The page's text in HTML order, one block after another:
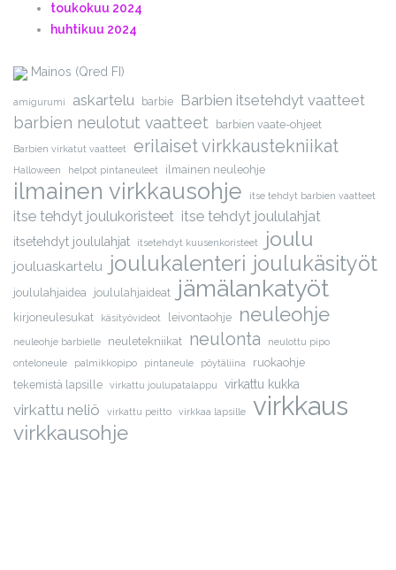
toukokuu 2024
huhtikuu 2024
Mainos (Qred FI)
amigurumi askartelu barbie Barbien itsetehdyt vaatteet
barbien neulotut vaatteet barbien vaate-ohjeet
Barbien virkatut vaatteet erilaiset virkkaustekniikat
Halloween helpot pintaneuleet ilmainen neuleohje
ilmainen virkkausohje itse tehdyt barbien vaatteet
itse tehdyt joulukoristeet itse tehdyt joululahjat
itsetehdyt joululahjat itsetehdyt kuusenkoristeet joulu
jouluaskartelu joulukalenteri joulukäsityöt
joululahjaidea joululahjaideat jämälankatyöt
kirjoneulesukat käsityövideot leivontaohje neuleohje
neuleohje barbielle neuletekniikat neulonta
neulottu pipo
onteloneule
palmikkopipo pintaneule pöytäliina
ruokaohje
tekemistä lapsille
virkattu joulupatalappu virkattu kukka
virkattu neliö virkattu peitto virkkaa lapsille virkkaus
virkkausohje